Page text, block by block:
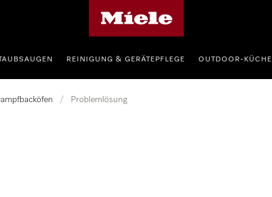
REINIGUNG & GERÄTEPFLEGE OUTDOOR-KÜCHE
/ Problemlösung